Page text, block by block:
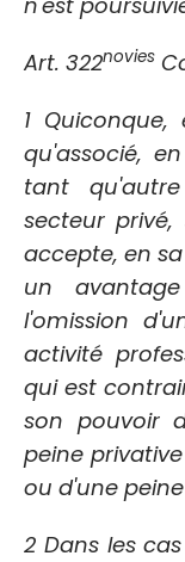
Art. 322novies
1
qu'associé,
tant
secteur
accepte, en
un
l'omission
activité
qui est
son pouvoir
peine
ou d'une
2 Dans les